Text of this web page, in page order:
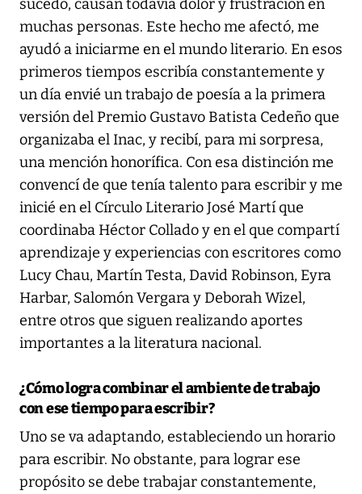
sucedo, causan todavía dolor y frustración en
muchas personas. Este hecho me afectó, me
ayudó a iniciarme en el mundo literario. En esos
primeros tiempos escribía constantemente y
un día envié un trabajo de poesía a la primera
versión del Premio Gustavo Batista Cedeño que
organizaba el Inac, y recibí, para mi sorpresa,
una mención honorífica. Con esa distinción me
convencí de que tenía talento para escribir y me
inicié en el Círculo Literario José Martí que
coordinaba Héctor Collado y en el que compartí
aprendizaje y experiencias con escritores como
Lucy Chau, Martín Testa, David Robinson, Eyra
Harbar, Salomón Vergara y Deborah Wizel,
entre otros que siguen realizando aportes
importantes a la literatura nacional.
¿Cómo logra combinar el ambiente de trabajo
con ese tiempo para escribir?
Uno se va adaptando, estableciendo un horario
para escribir. No obstante, para lograr ese
propósito se debe trabajar constantemente,